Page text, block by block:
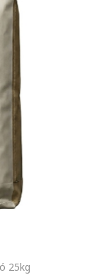
25kg